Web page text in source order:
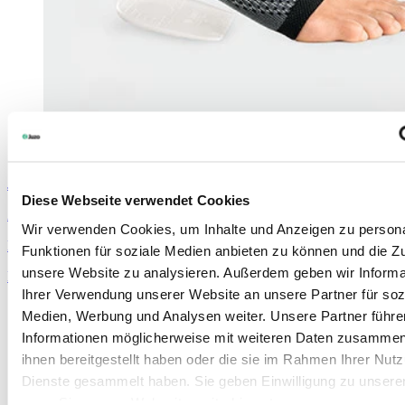
Diese Webseite verwendet Cookies
Wir verwenden Cookies, um Inhalte und Anzeigen zu
Funktionen für soziale Medien anbieten zu können und die
unsere Website zu analysieren. Außerdem geben wir
Ihrer Verwendung unserer Website an unsere Partner für
Medien, Werbung und Analysen weiter. Unsere Partner
Informationen möglicherweise mit weiteren Daten
ihnen bereitgestellt haben oder die sie im Rahmen Ihrer
Dienste gesammelt haben. Sie geben Einwilligung zu
JuzoFlex
Kleuren
Meer weten